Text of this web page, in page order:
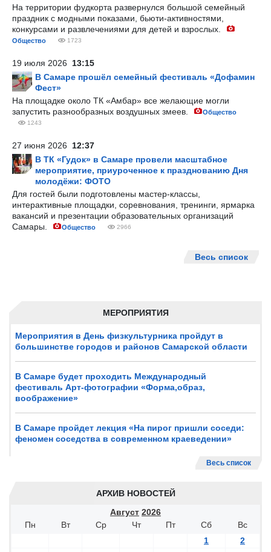
МЕРОПРИЯТИЯ
Мероприятия в День физкультурника пройдут в
большинстве городов и районов Самарской области
В Самаре будет проходить Международный
фестиваль Арт-фотографии «Форма,образ,
воображение»
В Самаре пройдет лекция «На пирог пришли соседи:
феномен соседства в современном краеведении»
Весь список
АРХИВ НОВОСТЕЙ
Август 2026
Пн
Вт Ср Чт Пт Сб
Вс
1
2
На территории фудкорта развернулся большой семейный
праздник с модными показами, бьюти-активностями,
конкурсами и развлечениями для детей и взрослых.
Общество 1723
19 июля 2026 13:15
В Самаре прошёл семейный фестиваль «Дофамин
Фест»
На площадке около ТК «Амбар» все желающие могли
запустить разнообразных воздушных змеев.
Общество
1243
27 июня 2026 12:37
В ТК «Гудок» в Самаре провели масштабное
мероприятие, приуроченное к празднованию Дня
молодёжи: ФОТО
Для гостей были подготовлены мастер-классы,
интерактивные площадки, соревнования, тренинги, ярмарка
вакансий и презентации образовательных организаций
Самары.
Общество 2966
Весь список